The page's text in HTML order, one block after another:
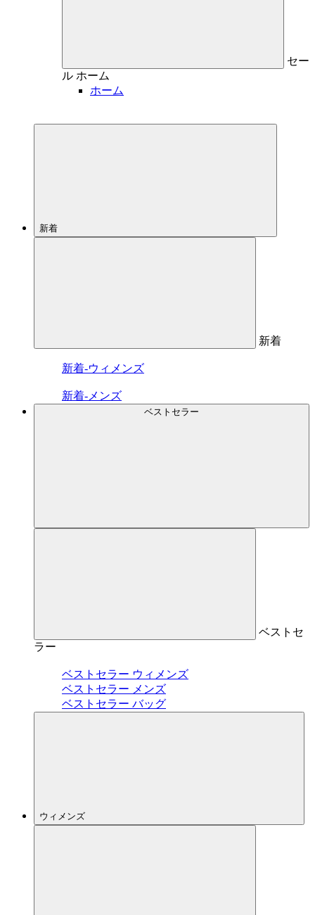
セー
ル ホーム
ホーム
新着
新着
新着-ウィメンズ
新着-メンズ
ベストセラー
ベストセ
ラー
ベストセラー ウィメンズ
ベストセラー メンズ
ベストセラー バッグ
ウィメンズ